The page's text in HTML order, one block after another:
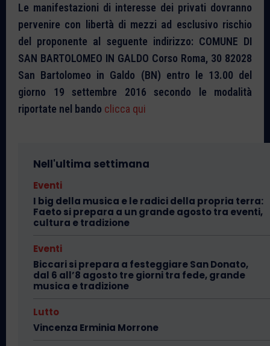
Le manifestazioni di interesse dei privati dovranno
pervenire con libertà di mezzi ad esclusivo rischio
del proponente al seguente indirizzo: COMUNE DI
SAN BARTOLOMEO IN GALDO Corso Roma, 30 82028
San Bartolomeo in Galdo (BN) entro le 13.00 del
giorno 19 settembre 2016 secondo le modalità
riportate nel bando clicca qui
Nell'ultima settimana
Eventi
I big della musica e le radici della propria terra:
Faeto si prepara a un grande agosto tra eventi,
cultura e tradizione
Eventi
Biccari si prepara a festeggiare San Donato,
dal 6 all’8 agosto tre giorni tra fede, grande
musica e tradizione
Lutto
Vincenza Erminia Morrone